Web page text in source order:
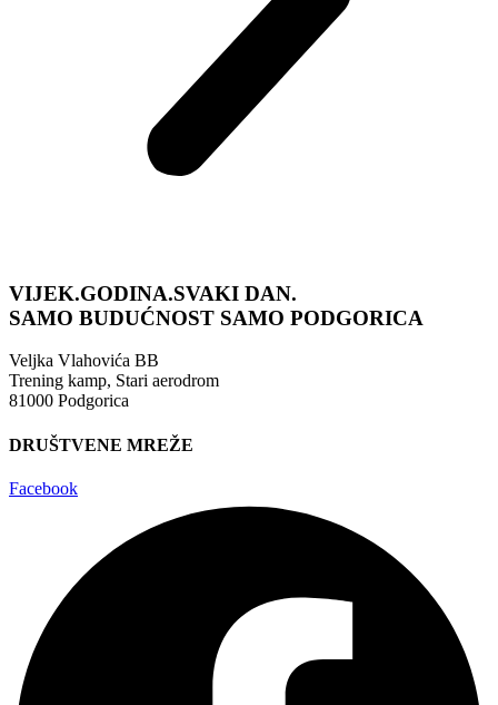
VIJEK.GODINA.SVAKI DAN.
SAMO BUDUĆNOST SAMO PODGORICA
Veljka Vlahovića BB
Trening kamp, Stari aerodrom
81000 Podgorica
DRUŠTVENE MREŽE
Facebook